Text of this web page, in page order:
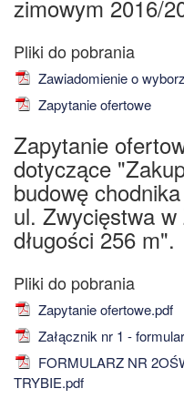
zimowym 2016/
Zawiadomienie o
Zapytanie ofertowe
Zapytanie
dotyczące
budowę
ul. Zwycięstwa
długości 256 m".
Zapytanie ofertowe.pdf
Załącznik nr 1 -
FORMULARZ NR
TRYBIE.pdf